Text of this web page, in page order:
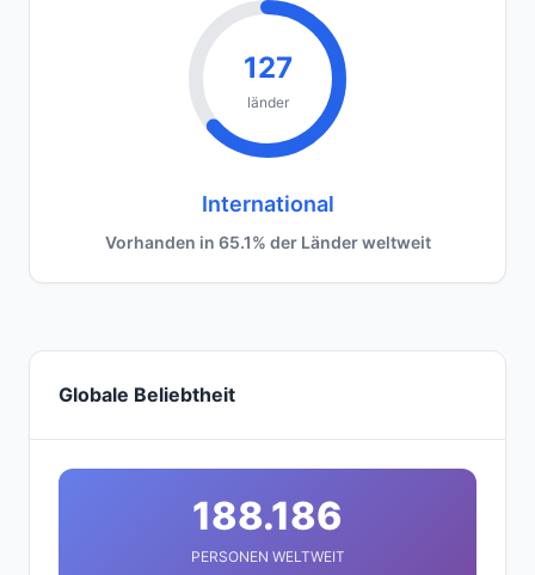
127
länder
International
Vorhanden in 65.1% der Länder weltweit
Globale Beliebtheit
188.186
PERSONEN WELTWEIT